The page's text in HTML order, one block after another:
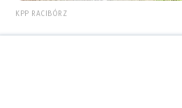
KPP RACIBÓRZ